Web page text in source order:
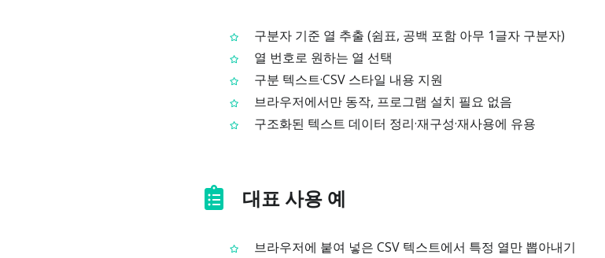
구분자 기준 열 추출 (쉼표, 공백 포함 아무 1글자 구분자)
열 번호로 원하는 열 선택
구분 텍스트·CSV 스타일 내용 지원
브라우저에서만 동작, 프로그램 설치 필요 없음
구조화된 텍스트 데이터 정리·재구성·재사용에 유용
대표 사용 예
브라우저에 붙여 넣은 CSV 텍스트에서 특정 열만 뽑아내기